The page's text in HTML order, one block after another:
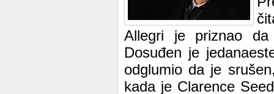
Allegri je priznao
Dosuđen je
odglumio da je
kada je Clarence